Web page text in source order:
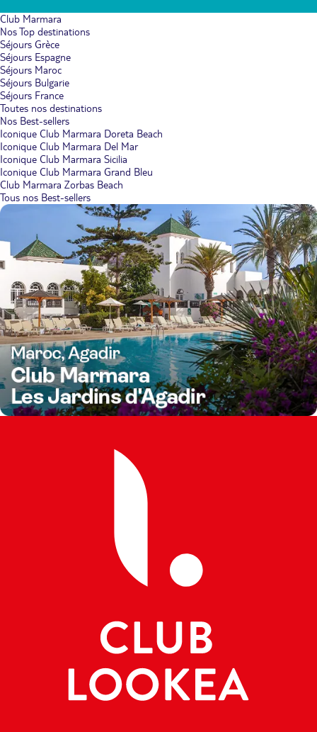
Club Marmara
Nos Top destinations
Séjours Grèce
Séjours Espagne
Séjours Maroc
Séjours Bulgarie
Séjours France
Toutes nos destinations
Nos Best-sellers
Iconique Club Marmara Doreta Beach
Iconique Club Marmara Del Mar
Iconique Club Marmara Sicilia
Iconique Club Marmara Grand Bleu
Club Marmara Zorbas Beach
Tous nos Best-sellers